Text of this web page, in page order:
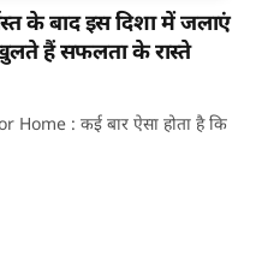
के बाद इस दिशा में जलाएं
हैं सफलता के रास्ते
Home : कई बार ऐसा होता है कि